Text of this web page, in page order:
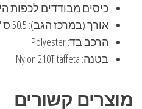
כיסים מבודדים לכפות
אורך (במרכז הגב): 50.5 ס"מ ("20)
הרכב בד: Polyester
בטנה: Nylon 210T taffeta
מוצרים קשורים